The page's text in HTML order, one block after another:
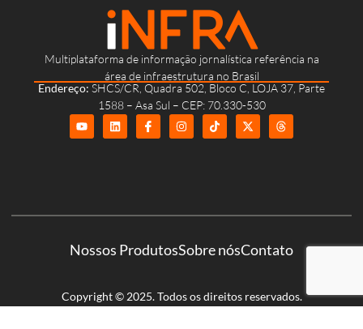
Multiplataforma de informação jornalística referência na
área de infraestrutura no Brasil
Endereço: SHCS/CR, Quadra 502, Bloco C, LOJA 37, Parte
1588 – Asa Sul – CEP: 70.330-530
Nossos ProdutosSobre nósContato
Copyright © 2025. Todos os direitos reservados.